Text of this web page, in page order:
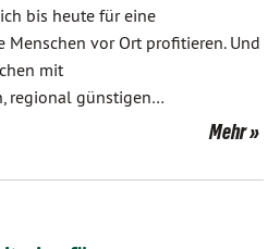
bis heute für eine
Menschen vor Ort profitieren. Und
mit
regional günstigen…
Mehr